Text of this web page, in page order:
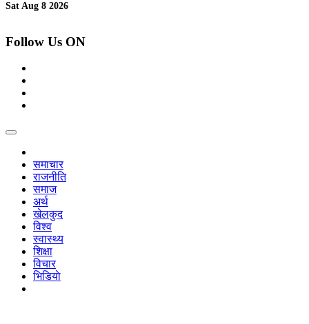
Sat Aug 8 2026
Follow Us ON
समाचार
राजनीति
समाज
अर्थ
खेलकुद
विश्व
स्वास्थ्य
शिक्षा
विचार
भिडियाे